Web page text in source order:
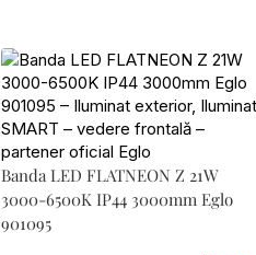
Banda LED FLATNEON Z 21W
3000-6500K IP44 3000mm Eglo
901095